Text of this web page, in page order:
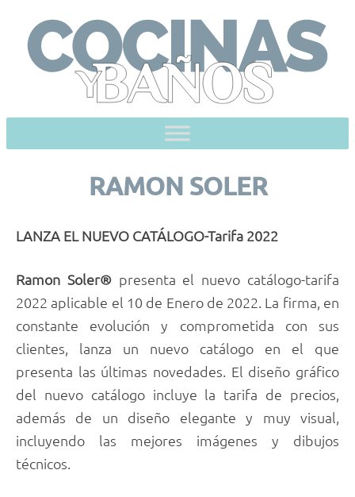
content
RAMON SOLER
LANZA EL NUEVO CATÁLOGO-Tarifa 2022
Ramon Soler® presenta el nuevo catálogo-tarifa
2022 aplicable el 10 de Enero de 2022. La firma, en
constante evolución y comprometida con sus
clientes, lanza un nuevo catálogo en el que
presenta las últimas novedades. El diseño gráfico
del nuevo catálogo incluye la tarifa de precios,
además de un diseño elegante y muy visual,
incluyendo las mejores imágenes y dibujos
técnicos.